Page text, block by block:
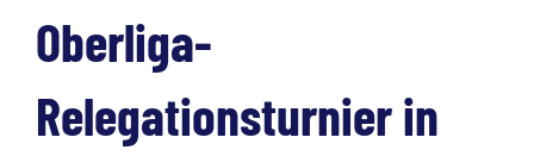
Oberliga-
Relegationsturnier in